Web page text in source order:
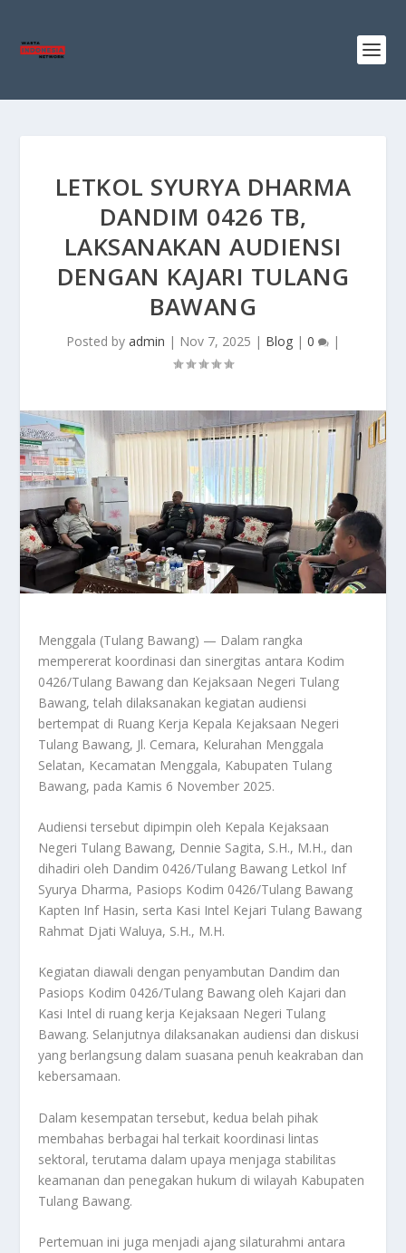
LETKOL SYURYA DHARMA
DANDIM 0426 TB,
LAKSANAKAN AUDIENSI
DENGAN KAJARI TULANG
BAWANG
Posted by admin | Nov 7, 2025 | Blog | 0 |
Menggala (Tulang Bawang) — Dalam rangka
mempererat koordinasi dan sinergitas antara Kodim
0426/Tulang Bawang dan Kejaksaan Negeri Tulang
Bawang, telah dilaksanakan kegiatan audiensi
bertempat di Ruang Kerja Kepala Kejaksaan Negeri
Tulang Bawang, Jl. Cemara, Kelurahan Menggala
Selatan, Kecamatan Menggala, Kabupaten Tulang
Bawang, pada Kamis 6 November 2025.
Audiensi tersebut dipimpin oleh Kepala Kejaksaan
Negeri Tulang Bawang, Dennie Sagita, S.H., M.H., dan
dihadiri oleh Dandim 0426/Tulang Bawang Letkol Inf
Syurya Dharma, Pasiops Kodim 0426/Tulang Bawang
Kapten Inf Hasin, serta Kasi Intel Kejari Tulang Bawang
Rahmat Djati Waluya, S.H., M.H.
Kegiatan diawali dengan penyambutan Dandim dan
Pasiops Kodim 0426/Tulang Bawang oleh Kajari dan
Kasi Intel di ruang kerja Kejaksaan Negeri Tulang
Bawang. Selanjutnya dilaksanakan audiensi dan diskusi
yang berlangsung dalam suasana penuh keakraban dan
kebersamaan.
Dalam kesempatan tersebut, kedua belah pihak
membahas berbagai hal terkait koordinasi lintas
sektoral, terutama dalam upaya menjaga stabilitas
keamanan dan penegakan hukum di wilayah Kabupaten
Tulang Bawang.
Pertemuan ini juga menjadi ajang silaturahmi antara